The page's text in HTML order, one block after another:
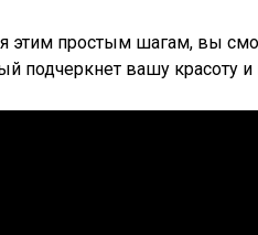
этим простым шагам, вы
подчеркнет вашу красоту